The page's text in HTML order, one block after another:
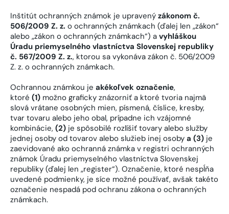
Inštitút ochranných známok je upravený zákonom č.
506/2009 Z. z. o ochranných známkach (ďalej len „zákon“
alebo „zákon o ochranných známkach“) a vyhláškou
Úradu priemyselného vlastníctva Slovenskej republiky
č. 567/2009 Z. z., ktorou sa vykonáva zákon č. 506/2009
Z. z. o ochranných známkach.
Ochrannou známkou je akékoľvek označenie,
ktoré (1) možno graficky znázorniť a ktoré tvoria najmä
slová vrátane osobných mien, písmená, číslice, kresby,
tvar tovaru alebo jeho obal, prípadne ich vzájomné
kombinácie, (2) je spôsobilé rozlíšiť tovary alebo služby
jednej osoby od tovarov alebo služieb inej osoby a (3) je
zaevidované ako ochranná známka v registri ochranných
známok Úradu priemyselného vlastníctva Slovenskej
republiky (ďalej len „register“). Označenie, ktoré nespĺňa
uvedené podmienky, je síce možné používať, avšak takéto
označenie nespadá pod ochranu zákona o ochranných
známkach.